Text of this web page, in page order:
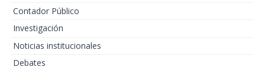
Contador Público
Investigación
Noticias institucionales
Debates